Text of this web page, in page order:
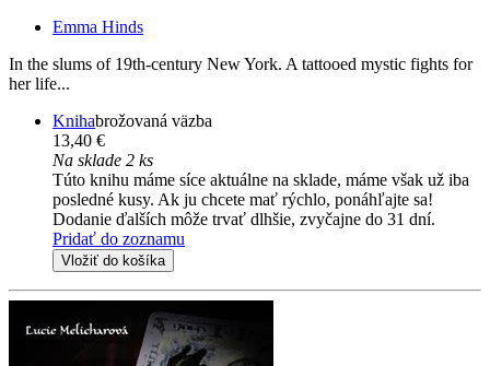
Emma Hinds
In the slums of 19th-century New York. A tattooed mystic fights for
her life...
Knihabrožovaná väzba
13,40 €
Na sklade 2 ks
Túto knihu máme síce aktuálne na sklade, máme však už iba
posledné kusy. Ak ju chcete mať rýchlo, ponáhľajte sa!
Dodanie ďalších môže trvať dlhšie, zvyčajne do 31 dní.
Pridať do zoznamu
Vložiť do košíka